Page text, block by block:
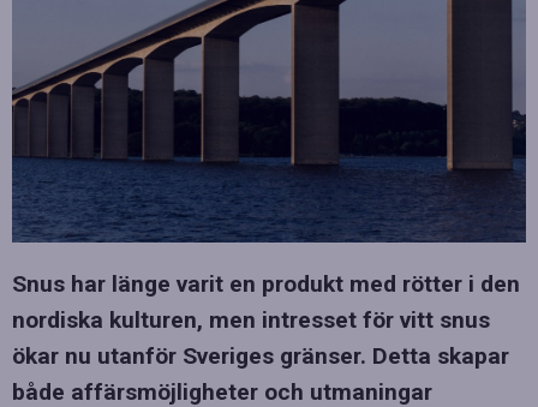
Snus har länge varit en produkt med rötter i den
nordiska kulturen, men intresset för vitt snus
ökar nu utanför Sveriges gränser. Detta skapar
både affärsmöjligheter och utmaningar